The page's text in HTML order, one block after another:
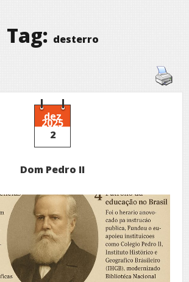
Tag: desterro
dez
2025
2
Dom Pedro II